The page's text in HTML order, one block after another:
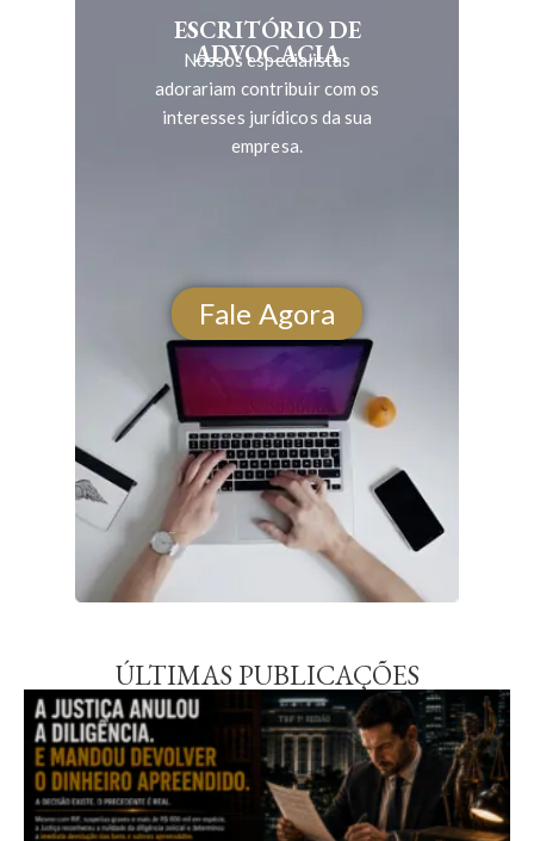
ESCRITÓRIO DE
ADVOCACIA
Nossos especialistas
adorariam contribuir com os
interesses jurídicos da sua
empresa.
ÚLTIMAS PUBLICAÇÕES
Fale Agora